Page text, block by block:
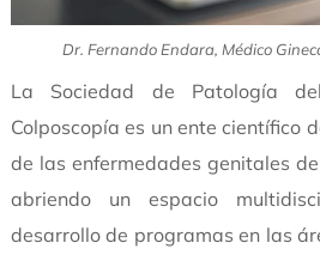
Dr. Fernando Endara, Médico
La Sociedad de Patología
Colposcopía es un ente científico
de las enfermedades genitales
abriendo un espacio
desarrollo de programas en las